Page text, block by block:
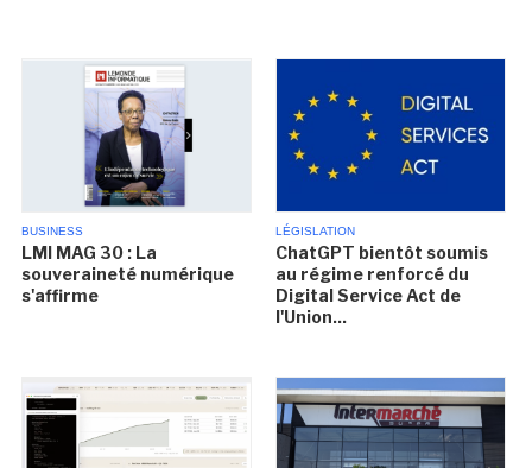
BUSINESS
LMI MAG 30 : La
souveraineté numérique
s'affirme
LÉGISLATION
ChatGPT bientôt soumis
au régime renforcé du
Digital Service Act de
l'Union...